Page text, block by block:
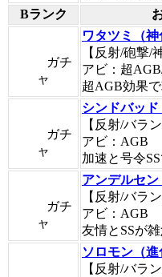
Bランク
ガチ
ャ
ワタツミ（神
【反射/砲撃/
アビ：超
超AGB効果
ガチ
ャ
シンドバッド
【反射/バラ
アビ：AGB
加速と号令
ガチ
ャ
アンデルセン
【反射/バラ
アビ：AGB
友情とSSが
ソロモン（進
【反射/バラ